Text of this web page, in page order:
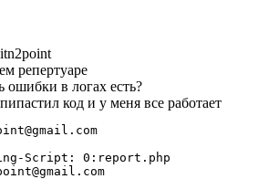
репертуаре
ошибки в логах есть?
код и у меня все работает
Script: 0:report.php